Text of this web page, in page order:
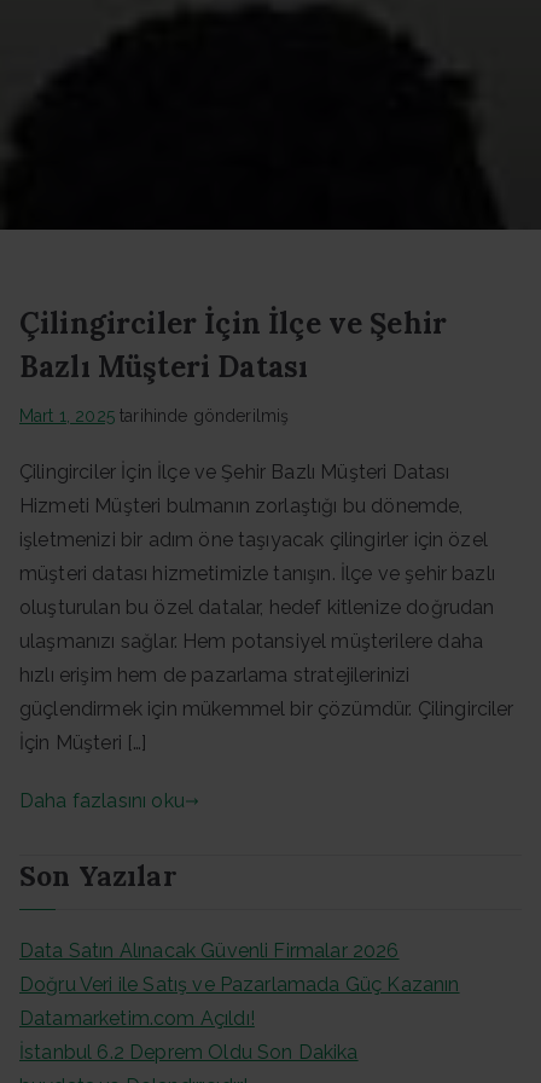
Data
Çilingirciler İçin İlçe ve Şehir
Bazlı Müşteri Datası
Mart 1, 2025tarihinde gönderilmiş
Çilingirciler İçin İlçe ve Şehir Bazlı Müşteri Datası
Hizmeti Müşteri bulmanın zorlaştığı bu dönemde,
işletmenizi bir adım öne taşıyacak çilingirler için özel
müşteri datası hizmetimizle tanışın. İlçe ve şehir bazlı
oluşturulan bu özel datalar, hedef kitlenize doğrudan
ulaşmanızı sağlar. Hem potansiyel müşterilere daha
hızlı erişim hem de pazarlama stratejilerinizi
güçlendirmek için mükemmel bir çözümdür. Çilingirciler
İçin Müşteri […]
Daha fazlasını oku
Son Yazılar
Data Satın Alınacak Güvenli Firmalar 2026
Doğru Veri ile Satış ve Pazarlamada Güç Kazanın
Datamarketim.com Açıldı!
İstanbul 6.2 Deprem Oldu Son Dakika